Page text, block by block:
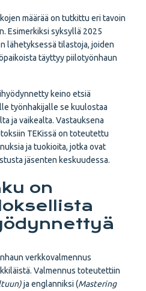
määrää on tutkittu eri tavoin
Esimerkiksi syksyllä 2025
lähetyksessä tilastoja, joiden
täyttyy piilotyönhaun
keino etsiä
työnhakijalle se kuulostaa
ja vaikealta. Vastauksena
TEKissä on toteutettu
ja tuokioita, jotka ovat
jäsenten keskuudessa.
on
verkkovalmennus
Valmennus toteutettiin
ja englanniksi (Mastering